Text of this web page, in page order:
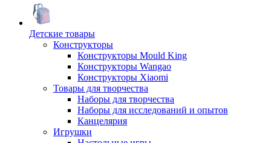
Детские товары
Конструкторы
Конструкторы Mould King
Конструкторы Wangao
Конструкторы Xiaomi
Товары для творчества
Наборы для творчества
Наборы для исследований и опытов
Канцелярия
Игрушки